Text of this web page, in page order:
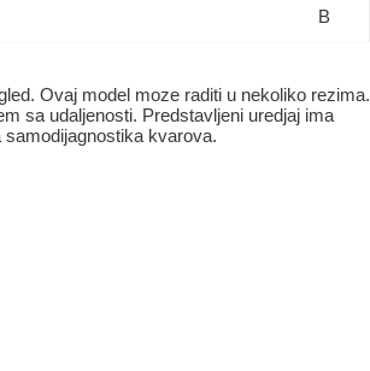
B
Ovaj model moze raditi u nekoliko rezima.
sa udaljenosti. Predstavljeni uredjaj ima
kvarova.